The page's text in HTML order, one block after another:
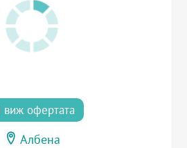
виж офертата
Албена